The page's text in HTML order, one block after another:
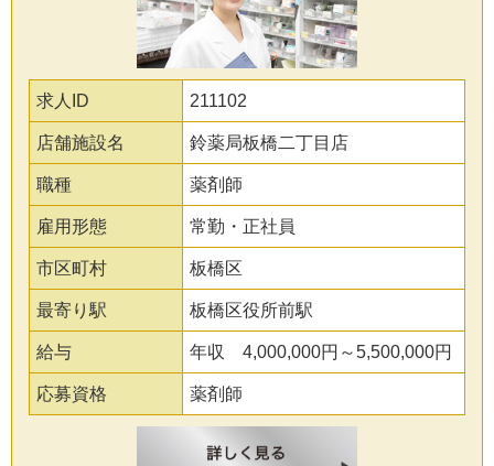
求人ID 211102
店舗施設名 鈴薬局板橋二丁目店
職種 薬剤師
雇用形態 常勤・正社員
市区町村 板橋区
最寄り駅 板橋区役所前駅
給与 年収 4,000,000円～5,500,000円
応募資格 薬剤師